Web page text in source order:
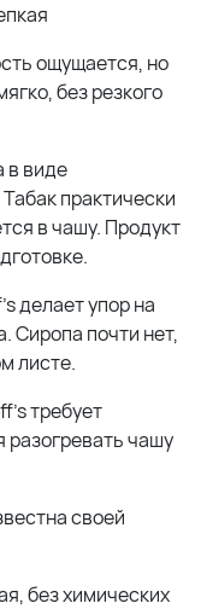
ощущается, но
без резкого
в виде
практически
в чашу. Продукт
делает упор на
Сиропа почти нет,
листе.
требует
разогревать чашу
своей
без химических